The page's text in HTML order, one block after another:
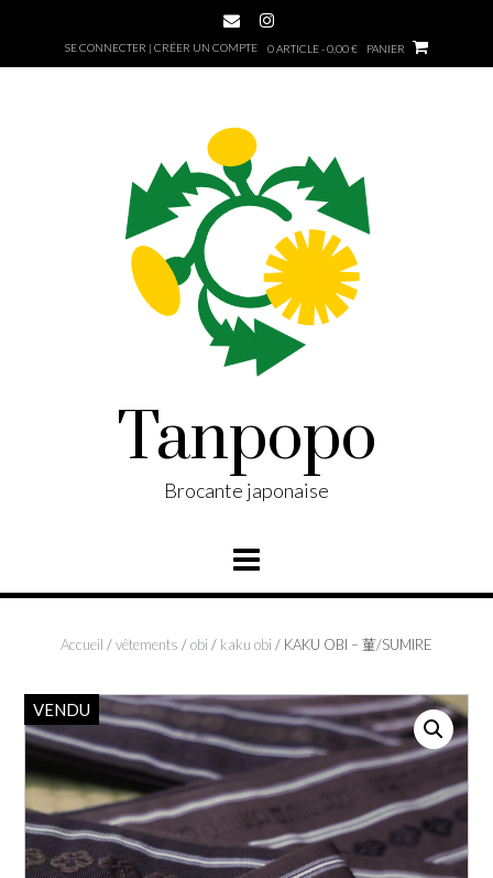
SE CONNECTER | CRÉER UN COMPTE 0 ARTICLE - 0,00 € PANIER
Tanpopo
Brocante japonaise
Accueil /vêtements /obi / kaku obi / KAKU OBI – 菫/SUMIRE
VENDU